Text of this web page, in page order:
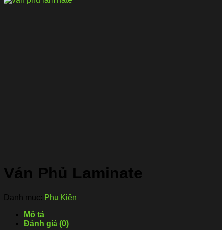
Ván Phủ Laminate
Danh mục: Phụ Kiện
Mô tả
Đánh giá (0)